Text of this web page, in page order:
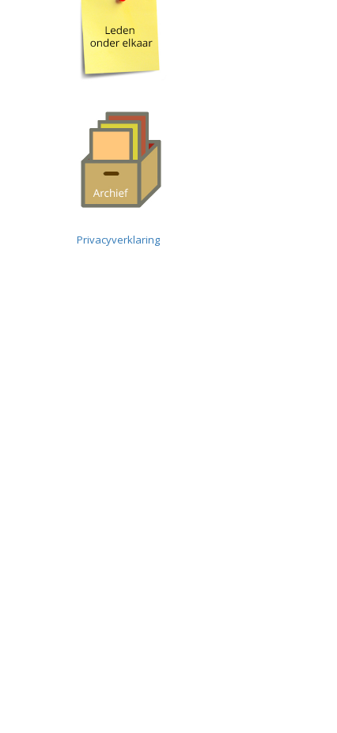
Privacyverklaring